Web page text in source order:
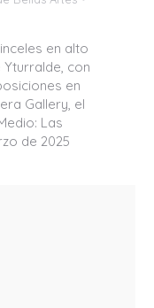
en alto
Yturralde, con
en
Gallery, el
Las
de 2025